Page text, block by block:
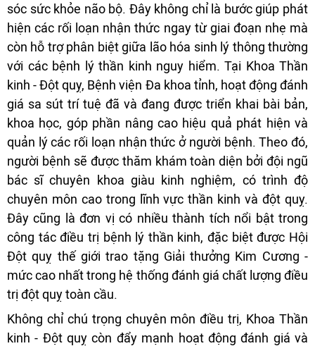
sóc sức khỏe não bộ. Đây không chỉ là bước giúp phát
hiện các rối loạn nhận thức ngay từ giai đoạn nhẹ mà
còn hỗ trợ phân biệt giữa lão hóa sinh lý thông thường
với các bệnh lý thần kinh nguy hiểm. Tại Khoa Thần
kinh - Đột quỵ, Bệnh viện Đa khoa tỉnh, hoạt động đánh
giá sa sút trí tuệ đã và đang được triển khai bài bản,
khoa học, góp phần nâng cao hiệu quả phát hiện và
quản lý các rối loạn nhận thức ở người bệnh. Theo đó,
người bệnh sẽ được thăm khám toàn diện bởi đội ngũ
bác sĩ chuyên khoa giàu kinh nghiệm, có trình độ
chuyên môn cao trong lĩnh vực thần kinh và đột quỵ.
Đây cũng là đơn vị có nhiều thành tích nổi bật trong
công tác điều trị bệnh lý thần kinh, đặc biệt được Hội
Đột quỵ thế giới trao tặng Giải thưởng Kim Cương -
mức cao nhất trong hệ thống đánh giá chất lượng điều
trị đột quỵ toàn cầu.
Không chỉ chú trọng chuyên môn điều trị, Khoa Thần
kinh - Đột quỵ còn đẩy mạnh hoạt động đánh giá và